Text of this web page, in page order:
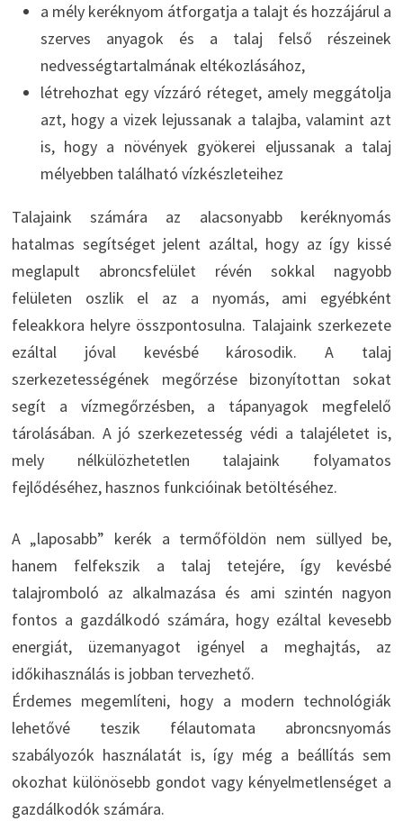
a mély keréknyom átforgatja a talajt és hozzájárul a
szerves anyagok és a talaj felső részeinek
nedvességtartalmának eltékozlásához,
létrehozhat egy vízzáró réteget, amely meggátolja
azt, hogy a vizek lejussanak a talajba, valamint azt
is, hogy a növények gyökerei eljussanak a talaj
mélyebben található vízkészleteihez
Talajaink számára az alacsonyabb keréknyomás
hatalmas segítséget jelent azáltal, hogy az így kissé
meglapult abroncsfelület révén sokkal nagyobb
felületen oszlik el az a nyomás, ami egyébként
feleakkora helyre összpontosulna. Talajaink szerkezete
ezáltal jóval kevésbé károsodik. A talaj
szerkezetességének megőrzése bizonyítottan sokat
segít a vízmegőrzésben, a tápanyagok megfelelő
tárolásában. A jó szerkezetesség védi a talajéletet is,
mely nélkülözhetetlen talajaink folyamatos
fejlődéséhez, hasznos funkcióinak betöltéséhez.
A „laposabb” kerék a termőföldön nem süllyed be,
hanem felfekszik a talaj tetejére, így kevésbé
talajromboló az alkalmazása és ami szintén nagyon
fontos a gazdálkodó számára, hogy ezáltal kevesebb
energiát, üzemanyagot igényel a meghajtás, az
időkihasználás is jobban tervezhető.
Érdemes megemlíteni, hogy a modern technológiák
lehetővé teszik félautomata abroncsnyomás
szabályozók használatát is, így még a beállítás sem
okozhat különösebb gondot vagy kényelmetlenséget a
gazdálkodók számára.